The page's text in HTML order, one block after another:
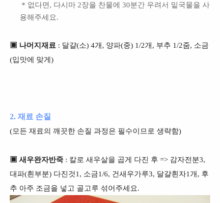
* 없다면, 다시마 2장을 찬물에 30분간 우려서 밑국물을 사
용해주세요.
▣ 나머지재료 : 달걀(소) 4개, 양파(중) 1/2개, 부추 1/2줌, 소금
(입맛에 맞게)
2. 재료 손질
(모든 재료의 깨끗한 손질 과정은 필수이므로 생략함)
▣ 새우완자반죽 : 칼로 새우살을 곱게 다진 후 => 감자전분3,
대파(흰부분) 다진것1, 소금1/6, 건새우가루3, 달걀흰자1개, 후
추 아주 조금을 넣고 골고루 섞어주세요.